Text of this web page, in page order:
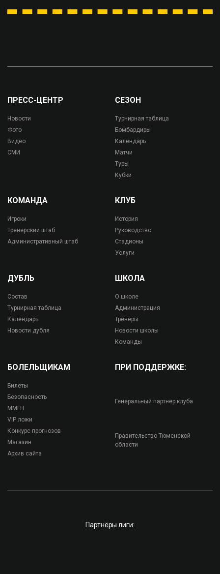
ПРЕСС-ЦЕНТР
Новости
Фото
Видео
СМИ
СЕЗОН
Турнирная таблица
Бомбардиры
Календарь
Матчи
Туры
Кубки
КОМАНДА
Игроки
Тренерский штаб
Административный штаб
КЛУБ
История
Руководство
Стадионы
Услуги
ДУБЛЬ
Состав
Турнирная таблица
Календарь
Новости дубля
ШКОЛА
О школе
Администрация
Тренеры
Новости школы
Команды
БОЛЕЛЬЩИКАМ
Билеты
Безопасность
ММГН
VIP ложи
Конкурс прогнозов
Магазин
Архив сайта
ПРИ ПОДДЕРЖКЕ:
Генеральный партнёр клуба
Правительство Тюменской
области
Партнёры лиги: